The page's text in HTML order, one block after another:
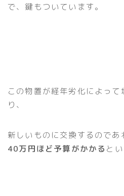
で、鍵もついています。
この物置が経年劣化によっ
り、
新しいものに交換するのであ
40万円ほど予算がかかる と